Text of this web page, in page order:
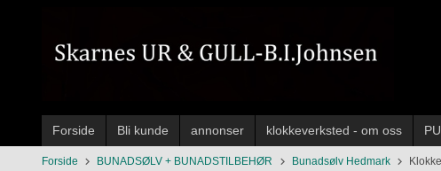
innholdet
Forside Bli kunde annonser klokkeverksted - om oss
Forside BUNADSØLV + BUNADSTILBEHØR Bunadsølv Hedmark